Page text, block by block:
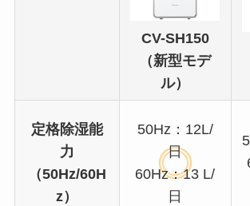
CV-SH150
（新型モデ
ル）
定格除湿能
力
（50Hz/60H
z）
50Hz：12L/
日
60Hz：13 L/
日